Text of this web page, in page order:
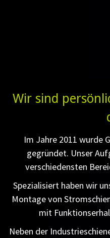
Wir sind
Im Jahre 2011 wurde
gegründet. Unser
verschiedensten
Spezialisiert haben wir
Montage von
mit
Neben der